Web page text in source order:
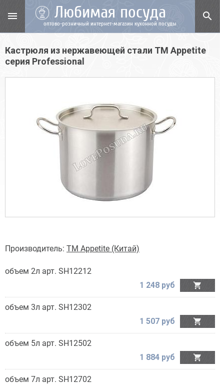
menu Любимая посуда
оптово-розничный интернет-магазин кухонной посуды
search
Кастрюля из нержавеющей стали TM Appetite
cерия Professional
Производитель: TM Appetite (Китай)
объем 2л арт. SH12212

1 248 руб
объем 3л арт. SH12302

1 507 руб
объем 5л арт. SH12502

1 884 руб
объем 7л арт. SH12702